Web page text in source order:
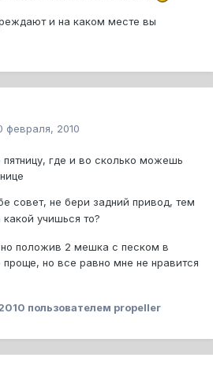
и на каком месте вы
февраля, 2010
где и во сколько можешь
совет, не бери задний привод, тем
какой учишься то?
положив 2 мешка с песком в
но все равно мне не нравится
пользователем propeller